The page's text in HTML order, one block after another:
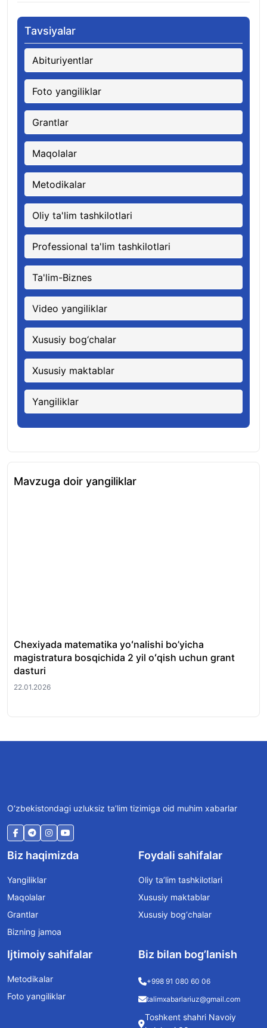
Tavsiyalar
Abituriyentlar
Foto yangiliklar
Grantlar
Maqolalar
Metodikalar
Oliy ta'lim tashkilotlari
Professional ta'lim tashkilotlari
Ta'lim-Biznes
Video yangiliklar
Xususiy bog‘chalar
Xususiy maktablar
Yangiliklar
Mavzuga doir yangiliklar
Chexiyada matematika yoʻnalishi bo’yicha
magistratura bosqichida 2 yil oʻqish uchun grant
dasturi
22.01.2026
O‘zbekistondagi uzluksiz ta’lim tizimiga oid muhim xabarlar
Biz haqimizda
Yangiliklar
Maqolalar
Grantlar
Bizning jamoa
Foydali sahifalar
Oliy ta’lim tashkilotlari
Xususiy maktablar
Xususiy bog‘chalar
Ijtimoiy sahifalar
Metodikalar
Foto yangiliklar
Biz bilan bog’lanish
+998 91 080 60 06
talimxabarlariuz@gmail.com
Toshkent shahri Navoiy